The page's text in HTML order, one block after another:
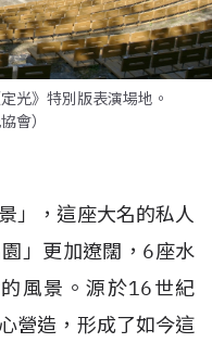
光》特別版表演場地。
會）
」，這座大名的私人
」更加遼闊， 6座水
風景。源於16世紀
營造，形成了如今這